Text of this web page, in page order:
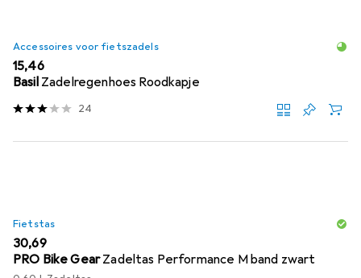
Accessoires voor fietszadels
EUR
15,46
Basil Zadelregenhoes Roodkapje
24
Fietstas
EUR
30,69
PRO Bike GearZadeltas Performance M band zwart